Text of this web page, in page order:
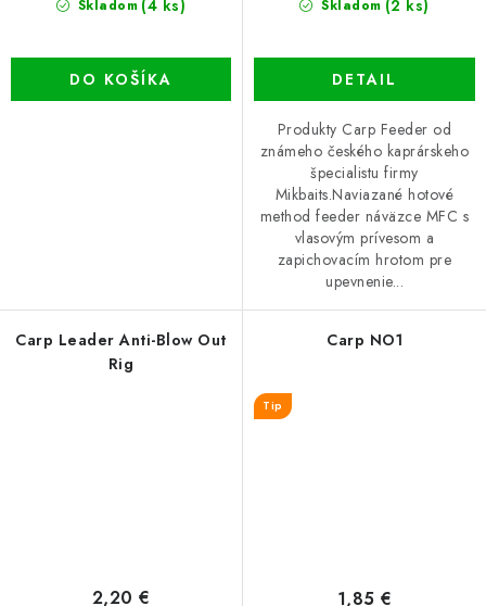
Skladom (4 ks)
DO KOŠÍKA
Skladom (2 ks)
DETAIL
Produkty Carp Feeder od
známeho českého kaprárskeho
špecialistu firmy
Mikbaits.Naviazané hotové
method feeder náväzce MFC s
vlasovým prívesom a
zapichovacím hrotom pre
upevnenie...
Carp Leader Anti-Blow Out
Rig
2,20 €
Carp NO1
Tip
1,85 €